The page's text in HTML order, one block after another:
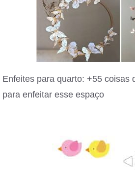
Enfeites para quarto: +55 coisas
para enfeitar esse espaço